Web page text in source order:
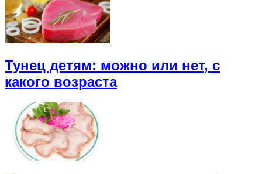
Тунец детям: можно или нет, с
какого возраста